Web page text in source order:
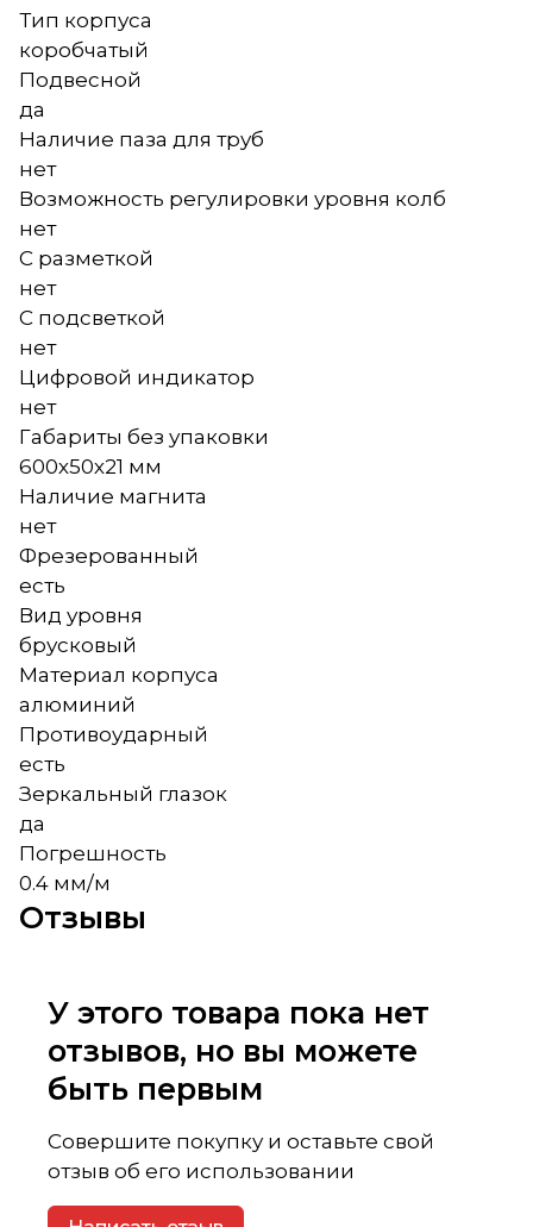
Тип корпуса
коробчатый
Подвесной
да
Наличие паза для труб
нет
Возможность регулировки уровня колб
нет
С разметкой
нет
С подсветкой
нет
Цифровой индикатор
нет
Габариты без упаковки
600х50х21 мм
Наличие магнита
нет
Фрезерованный
есть
Вид уровня
брусковый
Материал корпуса
алюминий
Противоударный
есть
Зеркальный глазок
да
Погрешность
0.4 мм/м
Отзывы
У этого товара пока нет
отзывов, но вы можете
быть первым
Совершите покупку и оставьте свой
отзыв об его использовании